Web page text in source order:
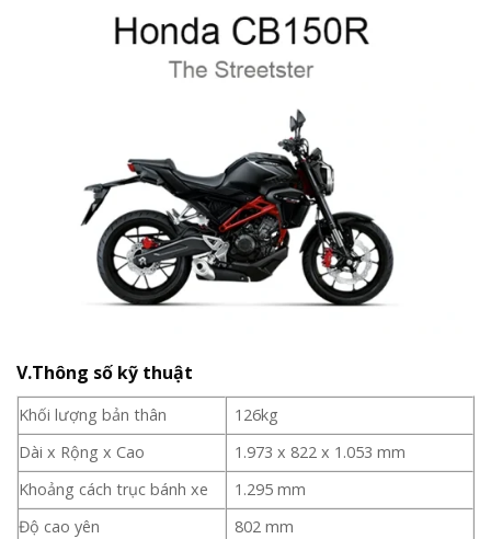
V.Thông số kỹ thuật
Khối lượng bản thân
126kg
Dài x Rộng x Cao
1.973 x 822 x 1.053 mm
Khoảng cách trục bánh xe
1.295 mm
Độ cao yên
802 mm